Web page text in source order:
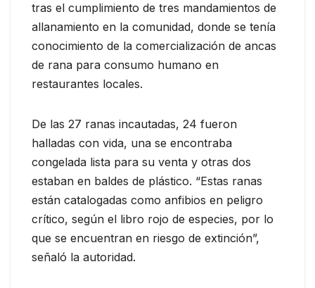
tras el cumplimiento de tres mandamientos de
allanamiento en la comunidad, donde se tenía
conocimiento de la comercialización de ancas
de rana para consumo humano en
restaurantes locales.
De las 27 ranas incautadas, 24 fueron
halladas con vida, una se encontraba
congelada lista para su venta y otras dos
estaban en baldes de plástico. “Estas ranas
están catalogadas como anfibios en peligro
crítico, según el libro rojo de especies, por lo
que se encuentran en riesgo de extinción”,
señaló la autoridad.